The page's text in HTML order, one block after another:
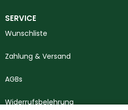
SERVICE
Wunschliste
Zahlung & Versand
AGBs
Widerrufsbelehrung